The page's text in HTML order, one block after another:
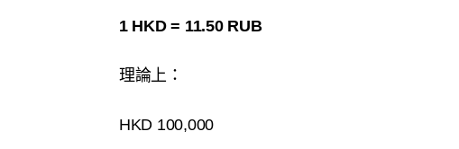
1 HKD = 11.50 RUB
理論上：
HKD 100,000